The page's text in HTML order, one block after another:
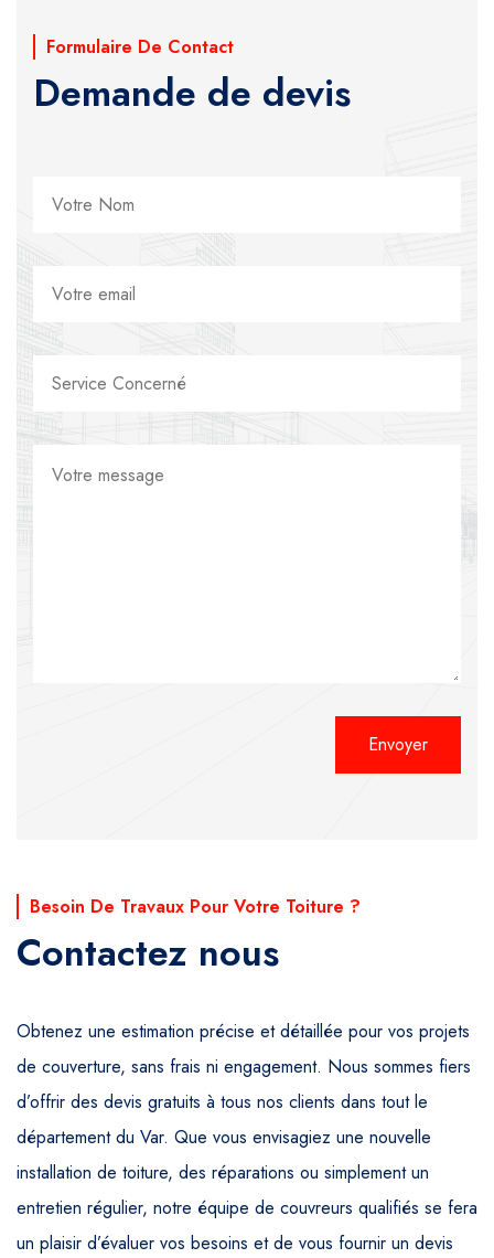
Formulaire De Contact
Demande de devis
Besoin De Travaux Pour Votre Toiture ?
Contactez nous
Obtenez une estimation précise et détaillée pour vos projets
de couverture, sans frais ni engagement. Nous sommes fiers
d’offrir des devis gratuits à tous nos clients dans tout le
département du Var. Que vous envisagiez une nouvelle
installation de toiture, des réparations ou simplement un
entretien régulier, notre équipe de couvreurs qualifiés se fera
un plaisir d’évaluer vos besoins et de vous fournir un devis